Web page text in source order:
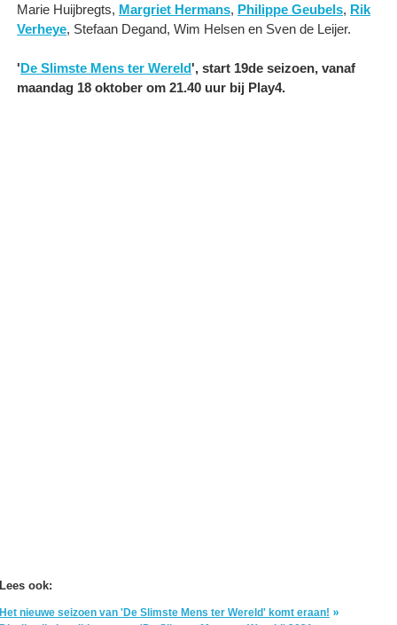
Marie Huijbregts, Margriet Hermans, Philippe Geubels, Rik
Verheye, Stefaan Degand, Wim Helsen en Sven de Leijer.
'De Slimste Mens ter Wereld', start 19de seizoen, vanaf
maandag 18 oktober om 21.40 uur bij Play4.
Lees ook:
Het nieuwe seizoen van 'De Slimste Mens ter Wereld' komt eraan!